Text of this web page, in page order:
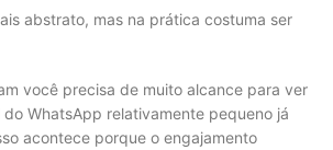
abstrato, mas na prática costuma ser
você precisa de muito alcance para ver
WhatsApp relativamente pequeno já
acontece porque o engajamento